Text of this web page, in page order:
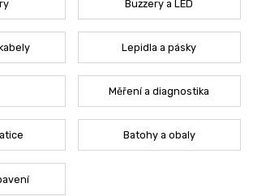
Buzzery a LED
Lepidla a pásky
Měření a diagnostika
Batohy a obaly